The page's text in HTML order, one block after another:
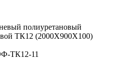
полиуретановый
ТК12 (2000Х900Х100)
ТК12-11